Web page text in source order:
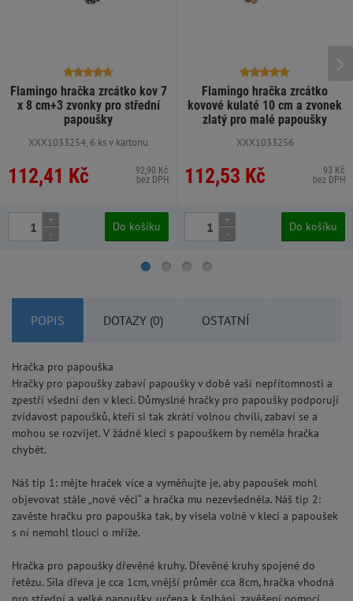
Flamingo hračka zrcátko kov 7
x 8 cm+3 zvonky pro střední
papoušky
XXX1033254, 6 ks v kartonu
112,41 Kč
92,90 Kč
bez DPH
+
-
Do košíku
Flamingo hračka zrcátko
kovové kulaté 10 cm a zvonek
zlatý pro malé papoušky
XXX1033256
112,53 Kč
93 Kč
bez DPH
+
-
Do košíku
POPIS DOTAZY (0) OSTATNÍ
Hračka pro papouška
Hračky pro papoušky zabaví papoušky v době vaší nepřítomnosti a
zpestří všední den v kleci. Důmyslné hračky pro papoušky podporují
zvídavost papoušků, kteří si tak zkrátí volnou chvíli, zabaví se a
mohou se rozvíjet. V žádné kleci s papouškem by neměla hračka
chybět.
Náš tip 1: mějte hraček více a vyměňujte je, aby papoušek mohl
objevovat stále „nové věci“ a hračka mu nezevšedněla. Náš tip 2:
zavěste hračku pro papouška tak, by visela volně v kleci a papoušek
s ní nemohl tlouci o mříže.
Hračka pro papoušky dřevěné kruhy. Dřevěné kruhy spojené do
řetězu. Síla dřeva je cca 1cm, vnější průměr cca 8cm, hračka vhodná